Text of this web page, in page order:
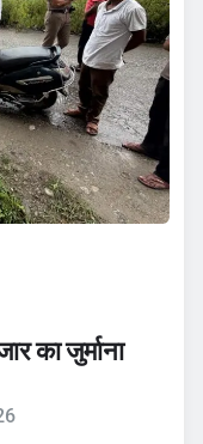
का जुर्माना